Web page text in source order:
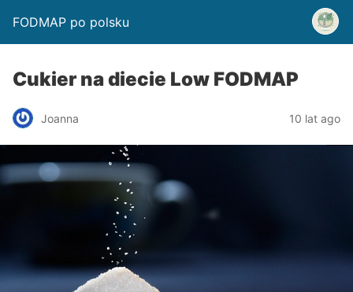
FODMAP po polsku
Cukier na diecie Low FODMAP
Joanna 10 lat ago